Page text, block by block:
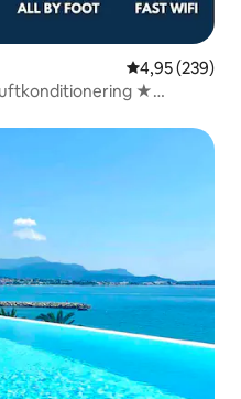
4,95 av 5 i
4,95 (239)
★